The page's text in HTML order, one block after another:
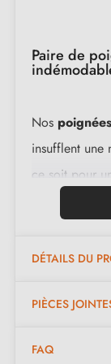
Paire de
Nos
insufflent une
ce soit pour
s'intègrent
ces poignées
Paire de
DÉTAILS DU
PIÈCES
FAQ